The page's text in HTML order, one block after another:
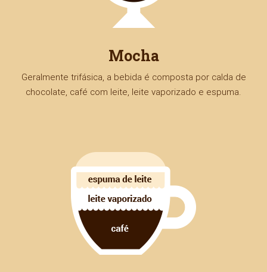
Mocha
Geralmente trifásica, a bebida é composta por calda de
chocolate, café com leite, leite vaporizado e espuma.